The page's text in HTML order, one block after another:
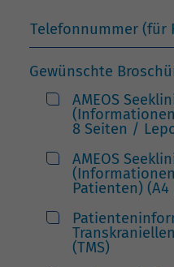
Telefonnummer (für
Gewünschte
AMEOS
8 Seiten /
AMEOS
Patienten)
(TMS)